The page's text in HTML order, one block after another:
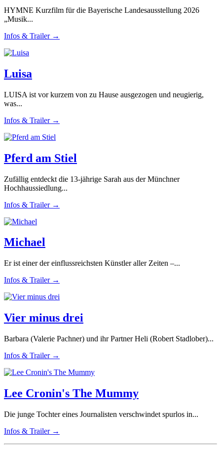
HYMNE Kurzfilm für die Bayerische Landesausstellung 2026
„Musik...
Infos & Trailer →
Luisa
LUISA ist vor kurzem von zu Hause ausgezogen und neugierig,
was...
Infos & Trailer →
Pferd am Stiel
Zufällig entdeckt die 13-jährige Sarah aus der Münchner
Hochhaussiedlung...
Infos & Trailer →
Michael
Er ist einer der einflussreichsten Künstler aller Zeiten –...
Infos & Trailer →
Vier minus drei
Barbara (Valerie Pachner) und ihr Partner Heli (Robert Stadlober)...
Infos & Trailer →
Lee Cronin's The Mummy
Die junge Tochter eines Journalisten verschwindet spurlos in...
Infos & Trailer →